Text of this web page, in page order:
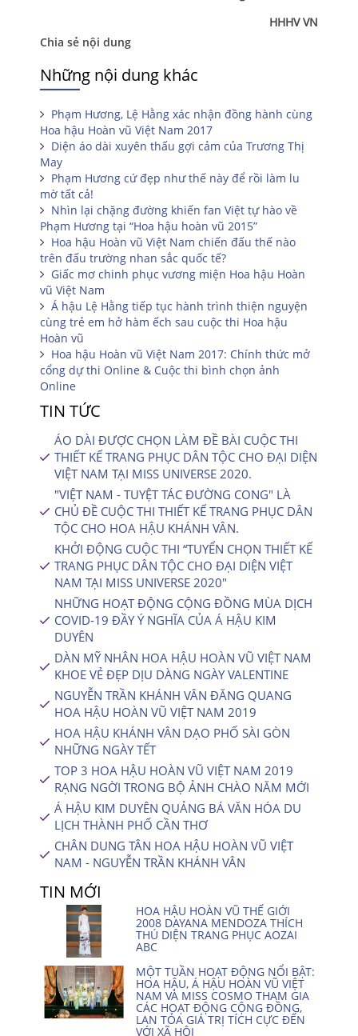
HHHV VN
Chia sẻ nội dung
Những nội dung khác
Phạm Hương, Lệ Hằng xác nhận đồng hành cùng
Hoa hậu Hoàn vũ Việt Nam 2017
Diện áo dài xuyên thấu gợi cảm của Trương Thị
May
Phạm Hương cứ đẹp như thế này để rồi làm lu
mờ tất cả!
Nhìn lại chặng đường khiến fan Việt tự hào về
Phạm Hương tại “Hoa hậu hoàn vũ 2015”
Hoa hậu Hoàn vũ Việt Nam chiến đấu thế nào
trên đấu trường nhan sắc quốc tế?
Giấc mơ chinh phục vương miện Hoa hậu Hoàn
vũ Việt Nam
Á hậu Lệ Hằng tiếp tục hành trình thiện nguyện
cùng trẻ em hở hàm ếch sau cuộc thi Hoa hậu
Hoàn vũ
Hoa hậu Hoàn vũ Việt Nam 2017: Chính thức mở
cổng dự thi Online & Cuộc thi bình chọn ảnh
Online
TIN TỨC
ÁO DÀI ĐƯỢC CHỌN LÀM ĐỀ BÀI CUỘC THI
THIẾT KẾ TRANG PHỤC DÂN TỘC CHO ĐẠI DIỆN
VIỆT NAM TẠI MISS UNIVERSE 2020.
"VIỆT NAM - TUYỆT TÁC ĐƯỜNG CONG" LÀ
CHỦ ĐỀ CUỘC THI THIẾT KẾ TRANG PHỤC DÂN
TỘC CHO HOA HẬU KHÁNH VÂN.
KHỞI ĐỘNG CUỘC THI “TUYỂN CHỌN THIẾT KẾ
TRANG PHỤC DÂN TỘC CHO ĐẠI DIỆN VIỆT
NAM TẠI MISS UNIVERSE 2020″
NHỮNG HOẠT ĐỘNG CỘNG ĐỒNG MÙA DỊCH
COVID-19 ĐẦY Ý NGHĨA CỦA Á HẬU KIM
DUYÊN
DÀN MỸ NHÂN HOA HẬU HOÀN VŨ VIỆT NAM
KHOE VẺ ĐẸP DỊU DÀNG NGÀY VALENTINE
NGUYỄN TRẦN KHÁNH VÂN ĐĂNG QUANG
HOA HẬU HOÀN VŨ VIỆT NAM 2019
HOA HẬU KHÁNH VÂN DẠO PHỐ SÀI GÒN
NHỮNG NGÀY TẾT
TOP 3 HOA HẬU HOÀN VŨ VIỆT NAM 2019
RẠNG NGỜI TRONG BỘ ẢNH CHÀO NĂM MỚI
Á HẬU KIM DUYÊN QUẢNG BÁ VĂN HÓA DU
LỊCH THÀNH PHỐ CẦN THƠ
CHÂN DUNG TÂN HOA HẬU HOÀN VŨ VIỆT
NAM - NGUYỄN TRẦN KHÁNH VÂN
TIN MỚI
HOA HẬU HOÀN VŨ THẾ GIỚI
2008 DAYANA MENDOZA THÍCH
THÚ DIỆN TRANG PHỤC AOZAI
ABC
MỘT TUẦN HOẠT ĐỘNG NỔI BẬT:
HOA HẬU, Á HẬU HOÀN VŨ VIỆT
NAM VÀ MISS COSMO THAM GIA
CÁC HOẠT ĐỘNG CỘNG ĐỒNG,
LAN TỎA GIÁ TRỊ TÍCH CỰC ĐẾN
VỚI XÃ HỘI